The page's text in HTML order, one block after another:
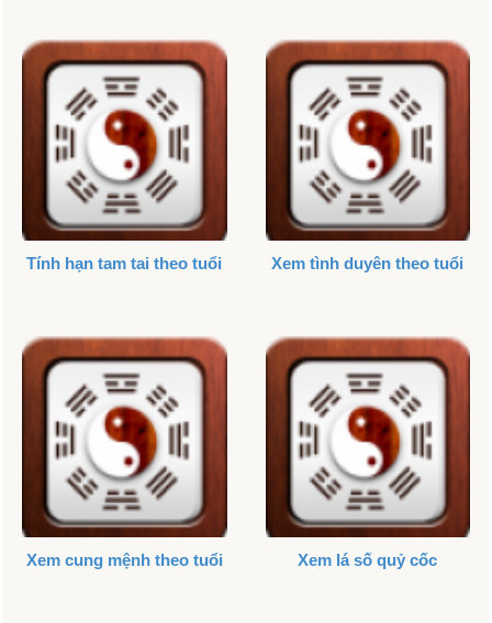
Tính hạn tam tai theo tuổi Xem tình duyên theo tuổi
Xem cung mệnh theo tuổi Xem lá số quỷ cốc